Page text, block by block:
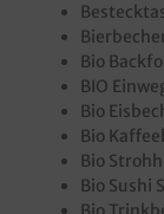
Bio
BIO
Bio
Bio
Bio
Bio Sushi